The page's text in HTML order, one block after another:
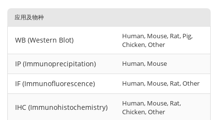
应用及物种
WB (Western Blot)
Human, Mouse, Rat, Pig,
Chicken, Other
IP (Immunoprecipitation) Human, Mouse
IF (Immunofluorescence) Human, Mouse, Rat, Other
IHC (Immunohistochemistry)
Human, Mouse, Rat,
Chicken, Other